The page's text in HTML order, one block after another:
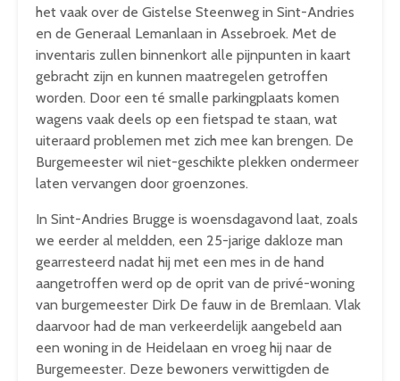
het vaak over de Gistelse Steenweg in Sint-Andries
en de Generaal Lemanlaan in Assebroek. Met de
inventaris zullen binnenkort alle pijnpunten in kaart
gebracht zijn en kunnen maatregelen getroffen
worden. Door een té smalle parkingplaats komen
wagens vaak deels op een fietspad te staan, wat
uiteraard problemen met zich mee kan brengen. De
Burgemeester wil niet-geschikte plekken ondermeer
laten vervangen door groenzones.
In Sint-Andries Brugge is woensdagavond laat, zoals
we eerder al meldden, een 25-jarige dakloze man
gearresteerd nadat hij met een mes in de hand
aangetroffen werd op de oprit van de privé-woning
van burgemeester Dirk De fauw in de Bremlaan. Vlak
daarvoor had de man verkeerdelijk aangebeld aan
een woning in de Heidelaan en vroeg hij naar de
Burgemeester. Deze bewoners verwittigden de